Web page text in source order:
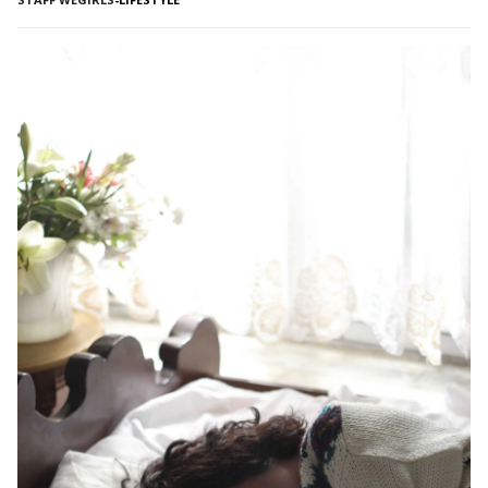
come possiamo raggiungerla in modo concreto? La buona